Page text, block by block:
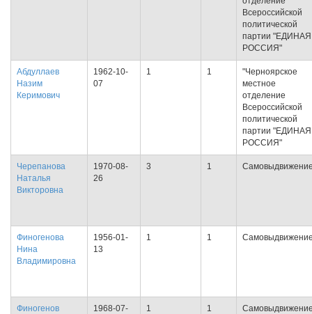
Всероссийской
политической
партии "ЕДИНАЯ
РОССИЯ"
Абдуллаев
Назим
Керимович
1962-10-
07
1 1
"Черноярское
местное
отделение
Всероссийской
политической
партии "ЕДИНАЯ
РОССИЯ"
Черепанова
Наталья
Викторовна
1970-08-
26
3 1
Финогенова
Нина
Владимировна
1956-01-
13
1 1
Финогенов
1968-07-
1 1